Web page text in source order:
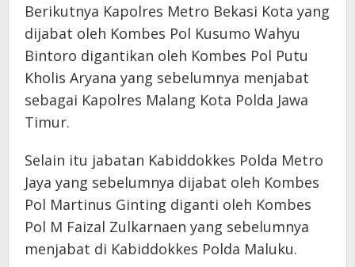
Berikutnya Kapolres Metro Bekasi Kota yang
dijabat oleh Kombes Pol Kusumo Wahyu
Bintoro digantikan oleh Kombes Pol Putu
Kholis Aryana yang sebelumnya menjabat
sebagai Kapolres Malang Kota Polda Jawa
Timur.
Selain itu jabatan Kabiddokkes Polda Metro
Jaya yang sebelumnya dijabat oleh Kombes
Pol Martinus Ginting diganti oleh Kombes
Pol M Faizal Zulkarnaen yang sebelumnya
menjabat di Kabiddokkes Polda Maluku.